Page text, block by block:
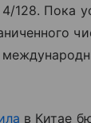
128. Пока
в Китае